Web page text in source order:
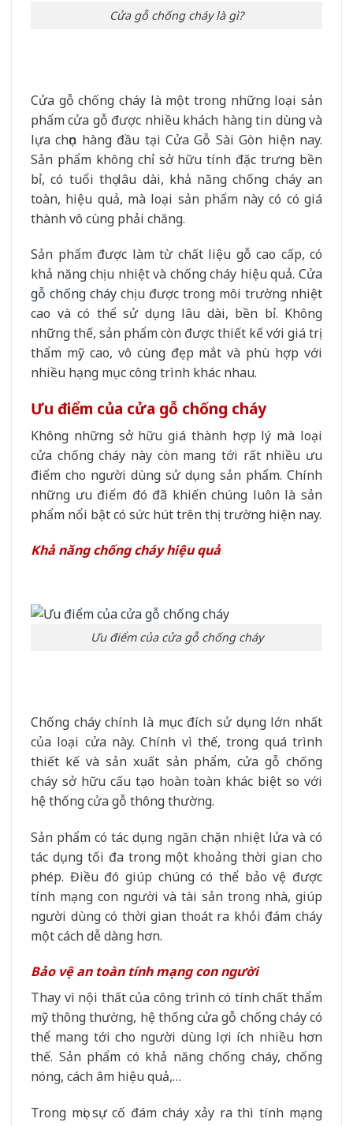
Cửa gỗ chống cháy là gì?
Cửa gỗ chống cháy là một trong những loại sản
phẩm cửa gỗ được nhiều khách hàng tin dùng và
lựa chọn hàng đầu tại Cửa Gỗ Sài Gòn hiện nay.
Sản phẩm không chỉ sở hữu tính đặc trưng bền
bỉ, có tuổi thọ lâu dài, khả năng chống cháy an
toàn, hiệu quả, mà loại sản phẩm này có có giá
thành vô cùng phải chăng.
Sản phẩm được làm từ chất liệu gỗ cao cấp, có
khả năng chịu nhiệt và chống cháy hiệu quả. Cửa
gỗ chống cháy chịu được trong môi trường nhiệt
cao và có thể sử dụng lâu dài, bền bỉ. Không
những thế, sản phẩm còn được thiết kế với giá trị
thẩm mỹ cao, vô cùng đẹp mắt và phù hợp với
nhiều hạng mục công trình khác nhau.
Ưu điểm của cửa gỗ chống cháy
Không những sở hữu giá thành hợp lý mà loại
cửa chống cháy này còn mang tới rất nhiều ưu
điểm cho người dùng sử dụng sản phẩm. Chính
những ưu điểm đó đã khiến chúng luôn là sản
phẩm nổi bật có sức hút trên thị trường hiện nay.
Khả năng chống cháy hiệu quả
Ưu điểm của cửa gỗ chống cháy
Chống cháy chính là mục đích sử dụng lớn nhất
của loại cửa này. Chính vì thế, trong quá trình
thiết kế và sản xuất sản phẩm, cửa gỗ chống
cháy sở hữu cấu tạo hoàn toàn khác biệt so với
hệ thống cửa gỗ thông thường.
Sản phẩm có tác dụng ngăn chặn nhiệt lửa và có
tác dụng tối đa trong một khoảng thời gian cho
phép. Điều đó giúp chúng có thể bảo vệ được
tính mạng con người và tài sản trong nhà, giúp
người dùng có thời gian thoát ra khỏi đám cháy
một cách dễ dàng hơn.
Bảo vệ an toàn tính mạng con người
Thay vì nội thất của công trình có tính chất thẩm
mỹ thông thường, hệ thống cửa gỗ chống cháy có
thể mang tới cho người dùng lợi ích nhiều hơn
thế. Sản phẩm có khả năng chống cháy, chống
nóng, cách âm hiệu quả,…
Trong mọi sự cố đám cháy xảy ra thì tính mạng